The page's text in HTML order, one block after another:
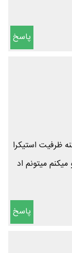
پاسخ
ظرفیت استیکرا
میتونم اد
پاسخ